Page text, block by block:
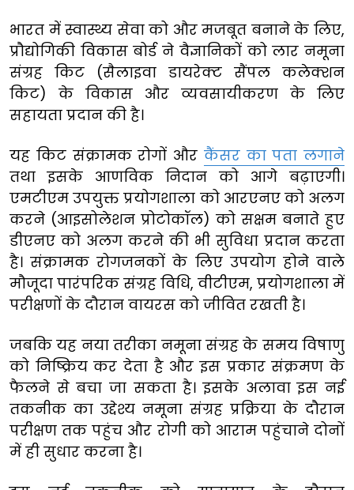
भारत में स्वास्थ्य सेवा को और मजबूत बनाने के लिए,
प्रौद्योगिकी विकास बोर्ड ने वैज्ञानिकों को लार नमूना
संग्रह किट (सैलाइवा डायरेक्ट सैंपल कलेक्शन
किट) के विकास और व्यवसायीकरण के लिए
सहायता प्रदान की है।
यह किट संक्रामक रोगों और कैंसर का पता लगाने
तथा इसके आणविक निदान को आगे बढ़ाएगी।
एमटीएम उपयुक्त प्रयोगशाला को आरएनए को अलग
करने (आइसोलेशन प्रोटोकॉल) को सक्षम बनाते हुए
डीएनए को अलग करने की भी सुविधा प्रदान करता
है। संक्रामक रोगजनकों के लिए उपयोग होने वाले
मौजूदा पारंपरिक संग्रह विधि, वीटीएम, प्रयोगशाला में
परीक्षणों के दौरान वायरस को जीवित रखती है।
जबकि यह नया तरीका नमूना संग्रह के समय विषाणु
को निष्क्रिय कर देता है और इस प्रकार संक्रमण के
फैलने से बचा जा सकता है। इसके अलावा इस नई
तकनीक का उद्देश्य नमूना संग्रह प्रक्रिया के दौरान
परीक्षण तक पहुंच और रोगी को आराम पहुंचाने दोनों
में ही सुधार करना है।